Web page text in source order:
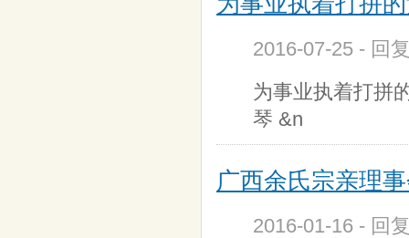
2016-07-25 - 回
为事业执着打拼
琴 &n
广西余氏宗亲理
2016-01-16 - 回